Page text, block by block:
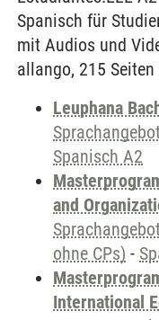
Spanisch für
mit Audios und
allango, 215 Seiten
Leuphana
Spanisch A2
and
ohne CPs) -
International